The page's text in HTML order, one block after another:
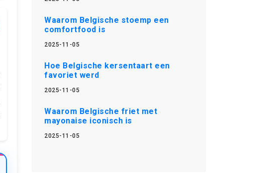
Waarom Belgische stoemp een
comfortfood is
2025-11-05
Hoe Belgische kersentaart een
favoriet werd
2025-11-05
Waarom Belgische friet met
mayonaise iconisch is
2025-11-05